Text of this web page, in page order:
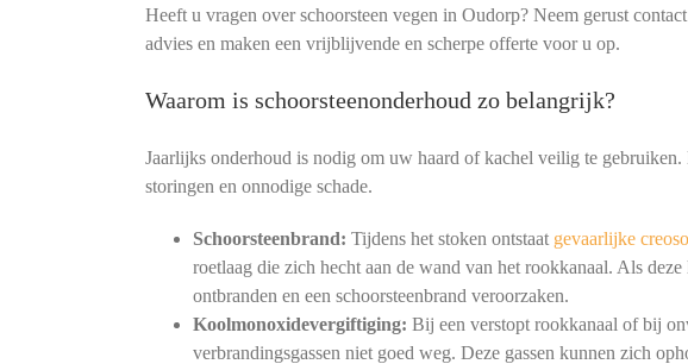
Heeft u vragen over schoorsteen vegen in Oudorp? Neem gerust
advies en maken een vrijblijvende en scherpe offerte voor u op.
Waarom is schoorsteenonderhoud zo belangrijk?
Jaarlijks onderhoud is nodig om uw haard of kachel veilig te
storingen en onnodige schade.
Schoorsteenbrand: Tijdens het stoken ontstaat gevaarlijke
roetlaag die zich hecht aan de wand van het rookkanaal. Als
ontbranden en een schoorsteenbrand veroorzaken.
Koolmonoxidevergiftiging: Bij een verstopt rookkanaal of bij
verbrandingsgassen niet goed weg. Deze gassen kunnen zich